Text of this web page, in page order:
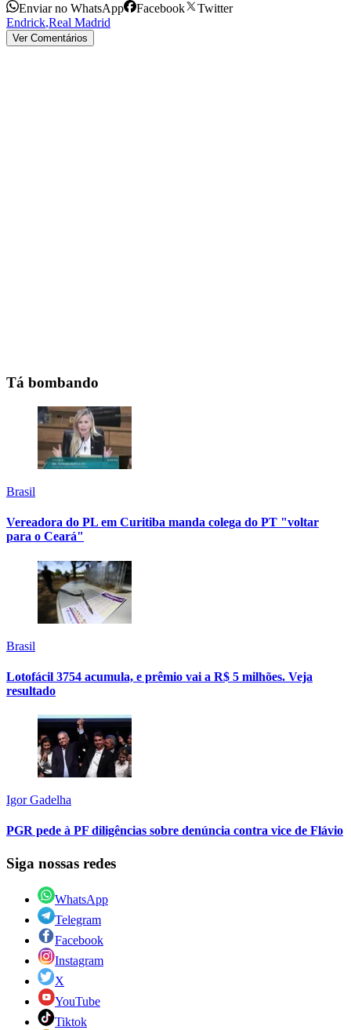
Enviar no WhatsApp Facebook
Twitter
Endrick,Real Madrid
Ver Comentários
Tá bombando
Brasil
Vereadora do PL em Curitiba manda colega do PT "voltar
para o Ceará"
Brasil
Lotofácil 3754 acumula, e prêmio vai a R$ 5 milhões. Veja
resultado
Igor Gadelha
PGR pede à PF diligências sobre denúncia contra vice de Flávio
Siga nossas redes
WhatsApp
Telegram
Facebook
Instagram
X
YouTube
Tiktok